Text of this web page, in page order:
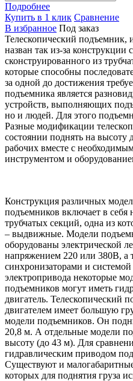
Подробнее
Купить в 1 клик Сравнение
В избранное Под заказ
Телескопический подъемник,
назван так из-за конструкции
сконструированного из
которые способны
за одной до достижения
подъемника является
устройств, выполняющих
но и людей. Для этого
Разные модификации
состоянии поднять на высоту
рабочих вместе с
инструментом и
Конструкция различных
подъемников включает в себя
трубчатых секций, одна из
– выдвижные. Модели
оборудованы электрической
напряжением 220 или 380В, а
синхронизаторами и
электропривода некоторые
подъемников могут иметь
двигатель. Телескопический
двигателем имеет большую
модели подъемников. Он
20,8 м. А отдельные модели
высоту (до 43 м). Для
гидравлическим приводом
Существуют и
которых для поднятия груза